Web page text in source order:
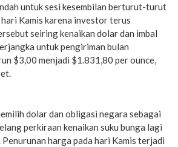
untuk sesi kesembilan berturut-turut
Kamis karena investor terus
seiring kenaikan dolar dan imbal
untuk pengiriman bulan
$3,00 menjadi $1.831,80 per ounce,
dolar dan obligasi negara sebagai
perkiraan kenaikan suku bunga lagi
harga pada hari Kamis terjadi